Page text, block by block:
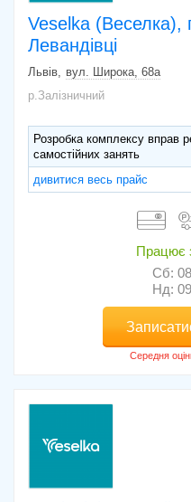
Veselka (Веселка),
Левандівці
Львів
вул. Широка, 68а
р.Залізничний
Розробка комплексу вправ
самостійних занять
дивитися весь прайс
Працює
Сб:
Нд: